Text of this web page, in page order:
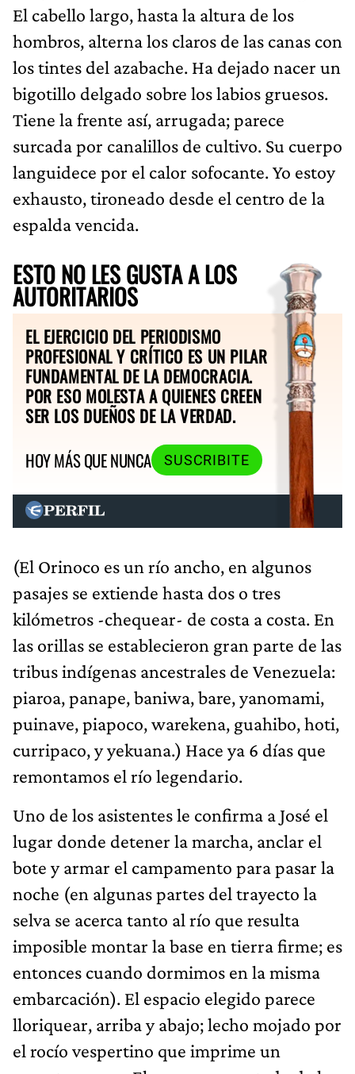
El cabello largo, hasta la altura de los
hombros, alterna los claros de las canas con
los tintes del azabache. Ha dejado nacer un
bigotillo delgado sobre los labios gruesos.
Tiene la frente así, arrugada; parece
surcada por canalillos de cultivo. Su cuerpo
languidece por el calor sofocante. Yo estoy
exhausto, tironeado desde el centro de la
espalda vencida.
ESTO NO LES GUSTA A LOS
AUTORITARIOS
EL EJERCICIO DEL PERIODISMO
PROFESIONAL Y CRÍTICO ES UN PILAR
FUNDAMENTAL DE LA DEMOCRACIA.
POR ESO MOLESTA A QUIENES CREEN
SER LOS DUEÑOS DE LA VERDAD.
HOY MÁS QUE NUNCA
SUSCRIBITE
(El Orinoco es un río ancho, en algunos
pasajes se extiende hasta dos o tres
kilómetros -chequear- de costa a costa. En
las orillas se establecieron gran parte de las
tribus indígenas ancestrales de Venezuela:
piaroa, panape, baniwa, bare, yanomami,
puinave, piapoco, warekena, guahibo, hoti,
curripaco, y yekuana.) Hace ya 6 días que
remontamos el río legendario.
Uno de los asistentes le confirma a José el
lugar donde detener la marcha, anclar el
bote y armar el campamento para pasar la
noche (en algunas partes del trayecto la
selva se acerca tanto al río que resulta
imposible montar la base en tierra firme; es
entonces cuando dormimos en la misma
embarcación). El espacio elegido parece
lloriquear, arriba y abajo; lecho mojado por
el rocío vespertino que imprime un